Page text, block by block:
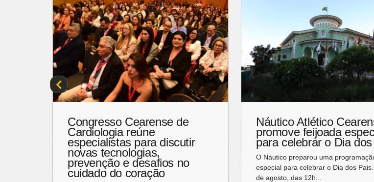
Congresso Cearense de
Cardiologia reúne
especialistas para discutir
novas tecnologias,
prevenção e desafios no
cuidado do coração
Náutico Atlético
promove feijoada
para celebrar o Dia
O Náutico preparou uma
especial para celebrar o Dia dos
de agosto, das 12h...